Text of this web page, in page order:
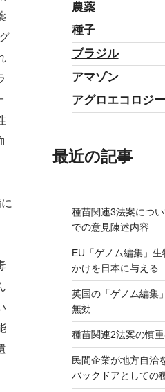
農薬
種子
ブラジル
アマゾン
アグロエコロジー
最近の記事
種苗関連3法案につ
での意見陳述内容
EU「ゲノム編集」
かけを日本に与える
英国の「ゲノム編集
無効
種苗関連2法案の慎
民間企業が地方自治
バックドアとしての